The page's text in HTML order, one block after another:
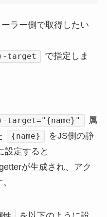
ラー側で取得したい
)-target
で指定しま
)-target="{name}"
属
{name}
をJS側の静
設定すると
が生成され、アク